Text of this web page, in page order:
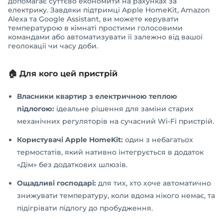
електрику. Завдяки підтримці Apple HomeKit, Amazon
Alexa та Google Assistant, ви можете керувати
температурою в кімнаті простими голосовими
командами або автоматизувати її залежно від вашої
геолокації чи часу доби.
🏠 Для кого цей пристрій
Власники квартир з електричною теплою
підлогою: ідеальне рішення для заміни старих
механічних регуляторів на сучасний Wi-Fi пристрій.
Користувачі Apple HomeKit: один з небагатьох
термостатів, який нативно інтегрується в додаток
«Дім» без додаткових шлюзів.
Ощадливі господарі: для тих, хто хоче автоматично
знижувати температуру, коли вдома нікого немає, та
підігрівати підлогу до пробудження.